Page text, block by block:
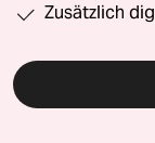
Zusätzlich